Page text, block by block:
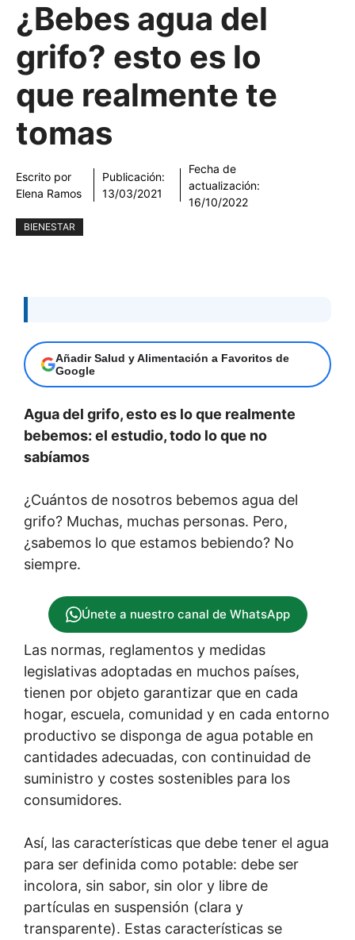
¿Bebes agua del
grifo? esto es lo
que realmente te
tomas
Escrito por
Elena Ramos
Publicación:
13/03/2021
Fecha de
actualización:
16/10/2022
BIENESTAR
Añadir Salud y Alimentación a Favoritos de
Google
Agua del grifo, esto es lo que realmente
bebemos: el estudio, todo lo que no
sabíamos
¿Cuántos de nosotros bebemos agua del
grifo? Muchas, muchas personas. Pero,
¿sabemos lo que estamos bebiendo? No
siempre.
Únete a nuestro canal de WhatsApp
Las normas, reglamentos y medidas
legislativas adoptadas en muchos países,
tienen por objeto garantizar que en cada
hogar, escuela, comunidad y en cada entorno
productivo se disponga de agua potable en
cantidades adecuadas, con continuidad de
suministro y costes sostenibles para los
consumidores.
Así, las características que debe tener el agua
para ser definida como potable: debe ser
incolora, sin sabor, sin olor y libre de
partículas en suspensión (clara y
transparente). Estas características se